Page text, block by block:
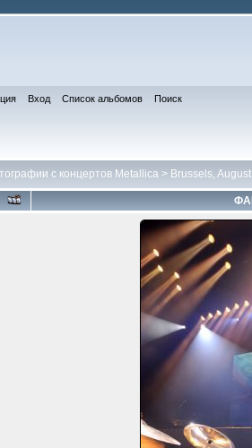
Вход Список альбомов Поиск
с концертов Metallica > Brussels,